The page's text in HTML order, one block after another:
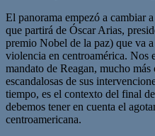
El panorama empezó a cambiar
que partirá de Óscar Arias,
premio Nobel de la paz) que va
violencia en centroamérica. Nos
mandato de Reagan, mucho
escandalosas de sus
tiempo, es el contexto del final
debemos tener en cuenta el
centroamericana.